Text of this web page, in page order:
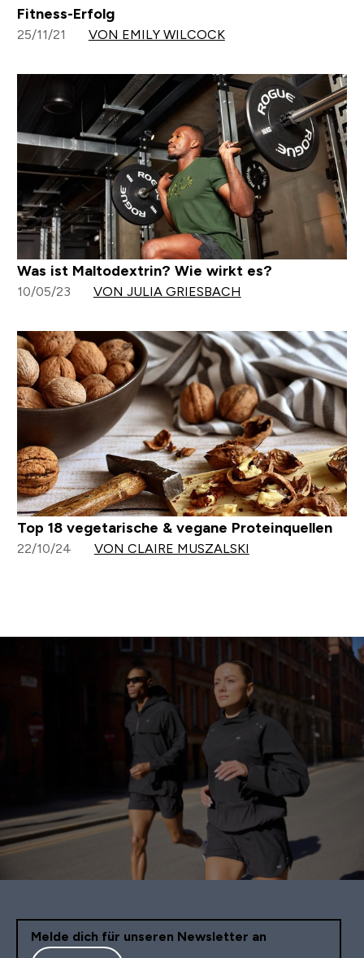
Fitness-Erfolg
25/11/21 VON EMILY WILCOCK
Was ist Maltodextrin? Wie wirkt es?
10/05/23 VON JULIA GRIESBACH
Top 18 vegetarische & vegane Proteinquellen
22/10/24 VON CLAIRE MUSZALSKI
Melde dich für unseren Newsletter an